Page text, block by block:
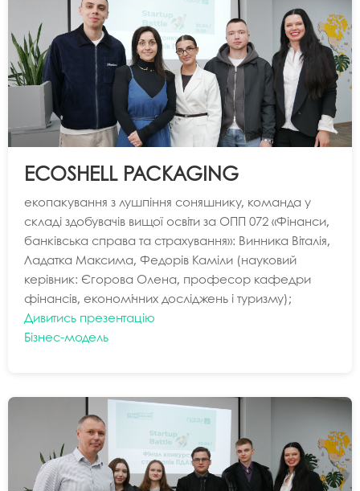
ECOSHELL PACKAGING
екопакування з лушпіння соняшнику, команда у
складі здобувачів вищої освіти за ОПП 072 «Фінанси,
банківська справа та страхування»: Винника Віталія,
Ладатка Максима, Федорів Каміли (науковий
керівник: Єгорова Олена, професор кафедри
фінансів, економічних досліджень і туризму);
Дивитись презентацію
Бізнес-модель